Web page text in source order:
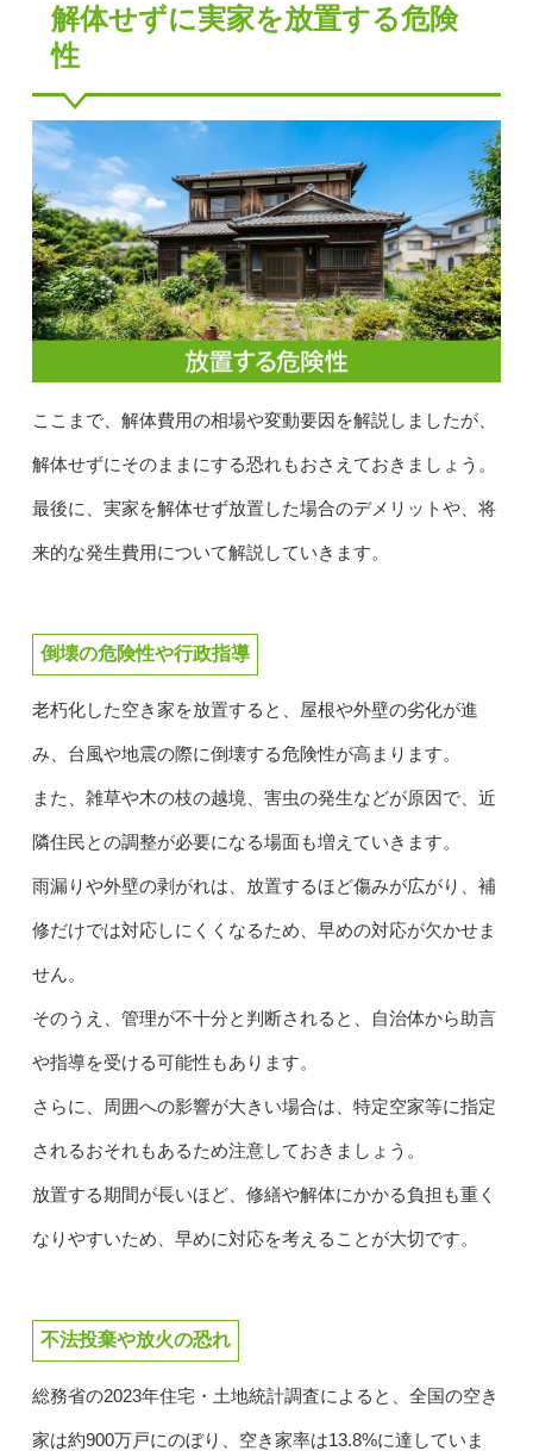
解体せずに実家を放置する危険
性
ここまで、解体費用の相場や変動要因を解説しましたが、
解体せずにそのままにする恐れもおさえておきましょう。
最後に、実家を解体せず放置した場合のデメリットや、将
来的な発生費用について解説していきます。
倒壊の危険性や行政指導
老朽化した空き家を放置すると、屋根や外壁の劣化が進
み、台風や地震の際に倒壊する危険性が高まります。
また、雑草や木の枝の越境、害虫の発生などが原因で、近
隣住民との調整が必要になる場面も増えていきます。
雨漏りや外壁の剥がれは、放置するほど傷みが広がり、補
修だけでは対応しにくくなるため、早めの対応が欠かせま
せん。
そのうえ、管理が不十分と判断されると、自治体から助言
や指導を受ける可能性もあります。
さらに、周囲への影響が大きい場合は、特定空家等に指定
されるおそれもあるため注意しておきましょう。
放置する期間が長いほど、修繕や解体にかかる負担も重く
なりやすいため、早めに対応を考えることが大切です。
不法投棄や放火の恐れ
総務省の2023年住宅・土地統計調査によると、全国の空き
家は約900万戸にのぼり、空き家率は13.8%に達していま